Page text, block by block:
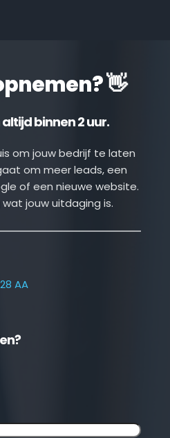
👋
binnen 2 uur.
om jouw bedrijf te laten
om meer leads, een
of een nieuwe website.
jouw uitdaging is.
AA